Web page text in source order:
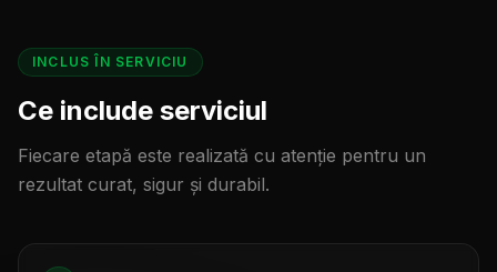
INCLUS ÎN SERVICIU
Ce include serviciul
Fiecare etapă este realizată cu atenție pentru un
rezultat curat, sigur și durabil.